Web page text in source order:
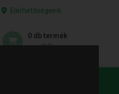
Elérhetőségeink
0 db termék
0 Ft